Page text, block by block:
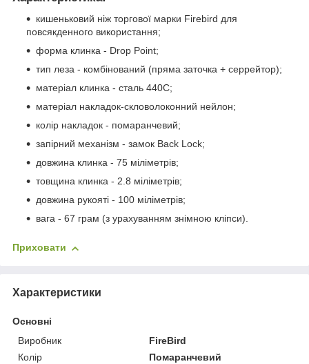
кишеньковий ніж торгової марки Firebird для
повсякденного використання;
форма клинка - Drop Point;
тип леза - комбінований (пряма заточка + серрейтор);
матеріал клинка - сталь 440С;
матеріал накладок-скловолоконний нейлон;
колір накладок - помаранчевий;
запірний механізм - замок Back Lock;
довжина клинка - 75 міліметрів;
товщина клинка - 2.8 міліметрів;
довжина рукояті - 100 міліметрів;
вага - 67 грам (з урахуванням знімною кліпси).
Приховати
Характеристики
Основні
Виробник
FireBird
Колір
Помаранчевий